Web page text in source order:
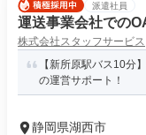
派遣社員
運送事業会社での
株式会社スタッフサービス
【新所原駅バス10分
の運営サポート！
静岡県湖西市